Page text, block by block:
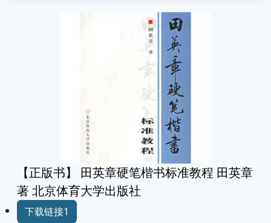
【正版书】 田英章硬笔楷书标准教程 田英章
著 北京体育大学出版社
下载链接1